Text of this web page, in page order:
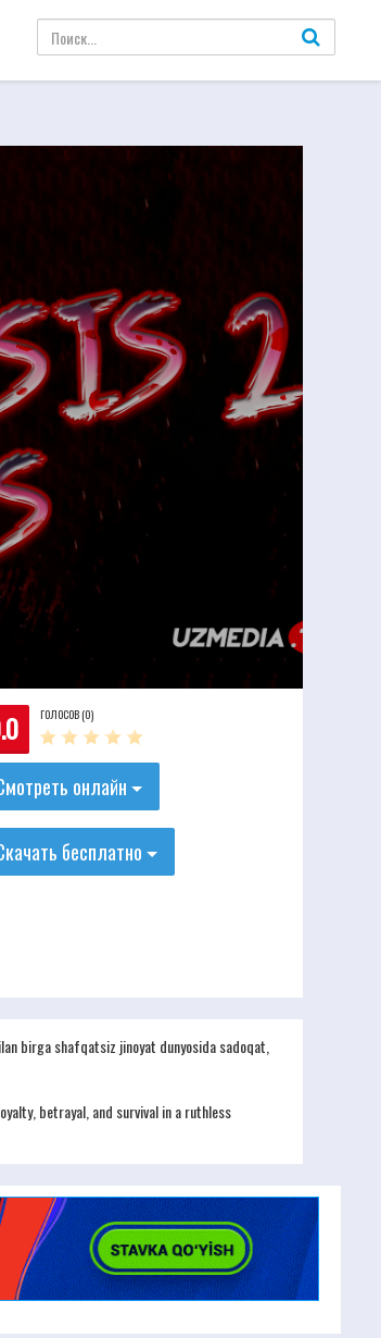
ГОЛОСОВ (0)
онлайн
бесплатно
birga shafqatsiz jinoyat dunyosida sadoqat,
betrayal, and survival in a ruthless